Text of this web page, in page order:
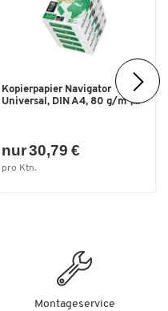
Kopierpapier Navigator
Universal, DIN A4, 80 g/m²,...
nur 30,79 €
pro Ktn.
Montageservice